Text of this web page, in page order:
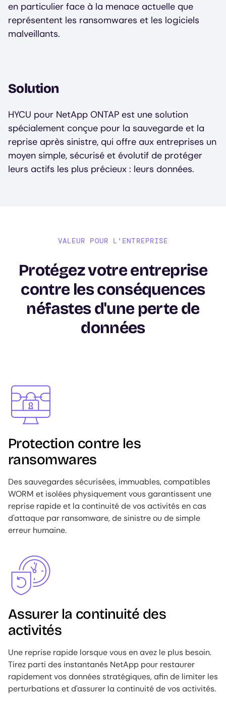
en particulier face à la menace actuelle que
représentent les ransomwares et les logiciels
malveillants.
Solution
HYCU pour NetApp ONTAP est une solution
spécialement conçue pour la sauvegarde et la
reprise après sinistre, qui offre aux entreprises un
moyen simple, sécurisé et évolutif de protéger
leurs actifs les plus précieux : leurs données.
VALEUR POUR L'ENTREPRISE
Protégez votre entreprise
contre les conséquences
néfastes d'une perte de
données
Image
Protection contre les
ransomwares
Des sauvegardes sécurisées, immuables, compatibles
WORM et isolées physiquement vous garantissent une
reprise rapide et la continuité de vos activités en cas
d'attaque par ransomware, de sinistre ou de simple
erreur humaine.
Image
Assurer la continuité des
activités
Une reprise rapide lorsque vous en avez le plus besoin.
Tirez parti des instantanés NetApp pour restaurer
rapidement vos données stratégiques, afin de limiter les
perturbations et d'assurer la continuité de vos activités.